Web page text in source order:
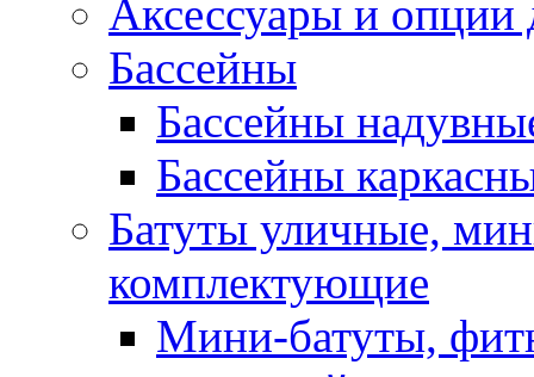
Аксессуары и опции
Бассейны
Бассейны
Бассейны
Батуты уличные,
комплектующие
Мини-батуты,